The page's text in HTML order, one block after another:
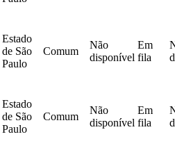
Estado
de São
Paulo
Comum
Não
disponível
Em
fila
Estado
de São
Paulo
Comum
Não
disponível
Em
fila